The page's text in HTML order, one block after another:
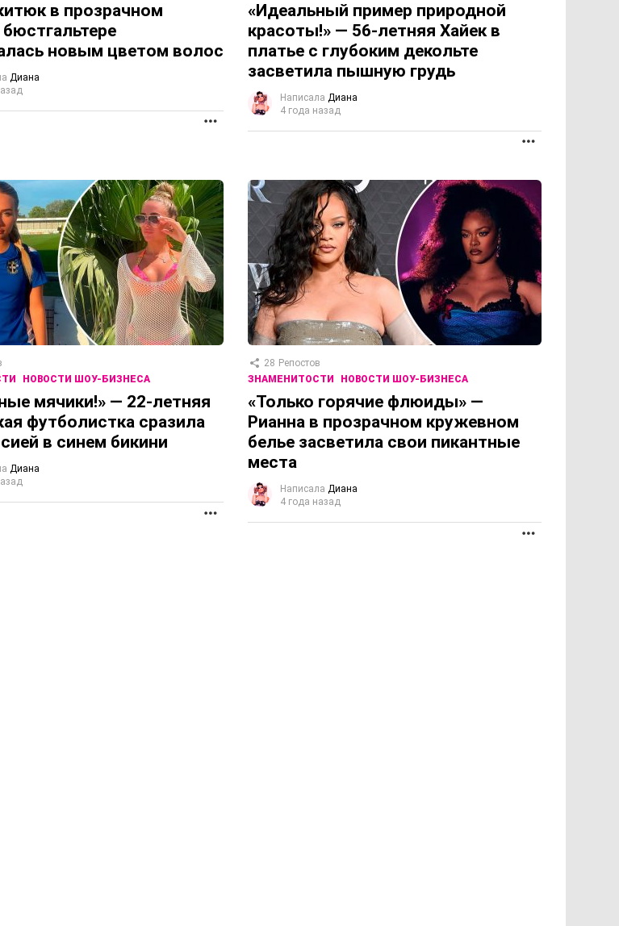
в прозрачном
новым цветом волос
Диана
«Идеальный пример природной
красоты!» — 56-летняя Хайек в
платье с глубоким декольте
засветила пышную грудь
Написала Диана
4 года назад
НОВОСТИ ШОУ-БИЗНЕСА
мячики!» — 22-летняя
футболистка сразила
в синем бикини
Диана
28 Репостов
ЗНАМЕНИТОСТИ
НОВОСТИ ШОУ-БИЗНЕСА
«Только горячие флюиды» —
Рианна в прозрачном кружевном
белье засветила свои пикантные
места
Написала Диана
4 года назад